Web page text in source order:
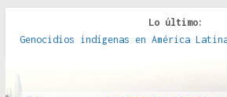
Lo último:
Genocidios indígenas en América
políticas, prácticas y